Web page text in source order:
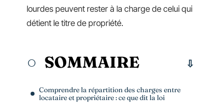
lourdes peuvent rester à la charge de celui qui
détient le titre de propriété.
SOMMAIRE
Comprendre la répartition des charges entre
locataire et propriétaire : ce que dit la loi